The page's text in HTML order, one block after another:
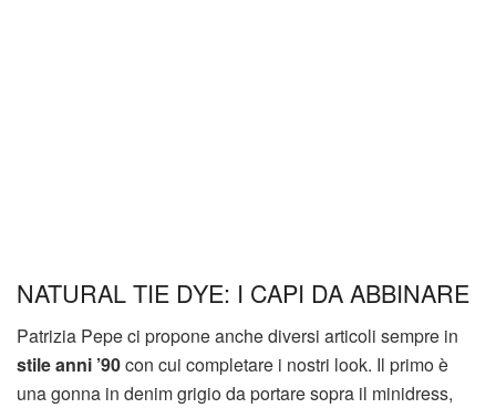
NATURAL TIE DYE: I CAPI DA ABBINARE
Patrizia Pepe ci propone anche diversi articoli sempre in
stile anni ’90con cui completare i nostri look. Il primo è
una gonna in denim grigio da portare sopra il minidress,